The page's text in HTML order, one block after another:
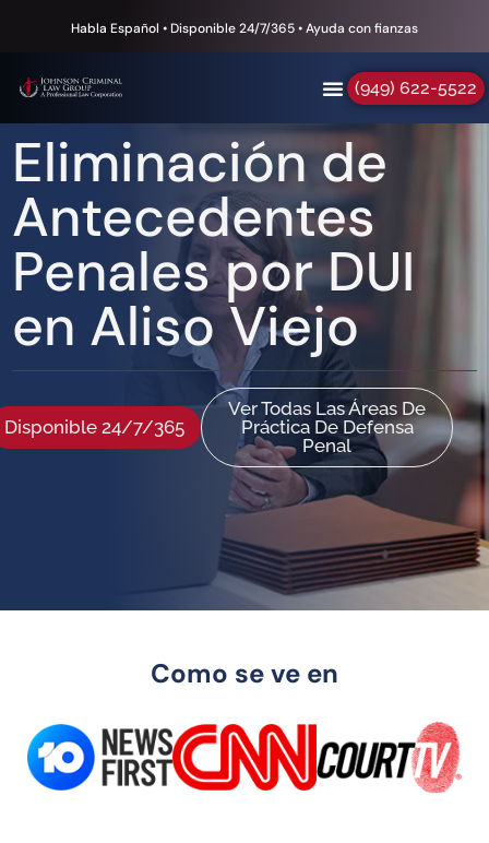
Habla Español • Disponible 24/7/365 • Ayuda con fianzas
(949) 622-5522
Eliminación de
Antecedentes
Penales por DUI
en Aliso Viejo
Disponible 24/7/365
Ver Todas Las Áreas De
Práctica De Defensa
Penal
Como se ve en